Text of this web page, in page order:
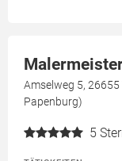
Amselweg 5,
Papenburg)
5